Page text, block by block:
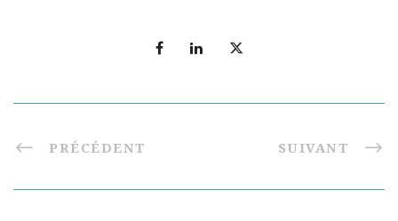
PRÉCÉDENT SUIVANT